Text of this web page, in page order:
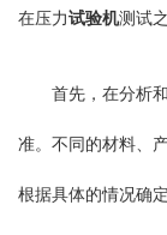
在压力试验机测试
首先，在分析
准。不同的材料、
根据具体的情况确